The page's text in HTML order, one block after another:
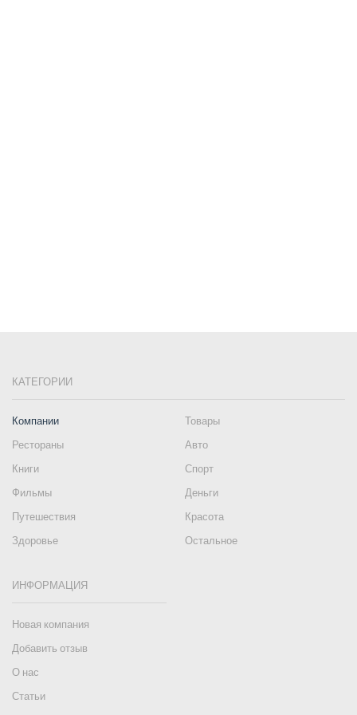
КАТЕГОРИИ
Компании
Товары
Рестораны
Авто
Книги
Спорт
Фильмы
Деньги
Путешествия
Красота
Здоровье
Остальное
ИНФОРМАЦИЯ
Новая компания
Добавить отзыв
О нас
Статьи